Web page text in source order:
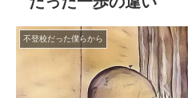
不登校だった僕らから